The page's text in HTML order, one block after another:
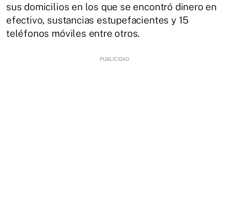
sus domicilios en los que se encontró dinero en
efectivo, sustancias estupefacientes y 15
teléfonos móviles entre otros.